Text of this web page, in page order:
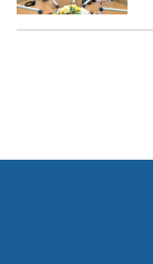
Âm nhạc